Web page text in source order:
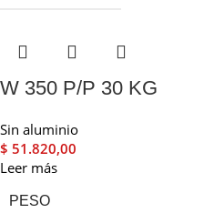
W 350 P/P 30 KG
Sin aluminio
$ 51.820,00
Leer más
PESO